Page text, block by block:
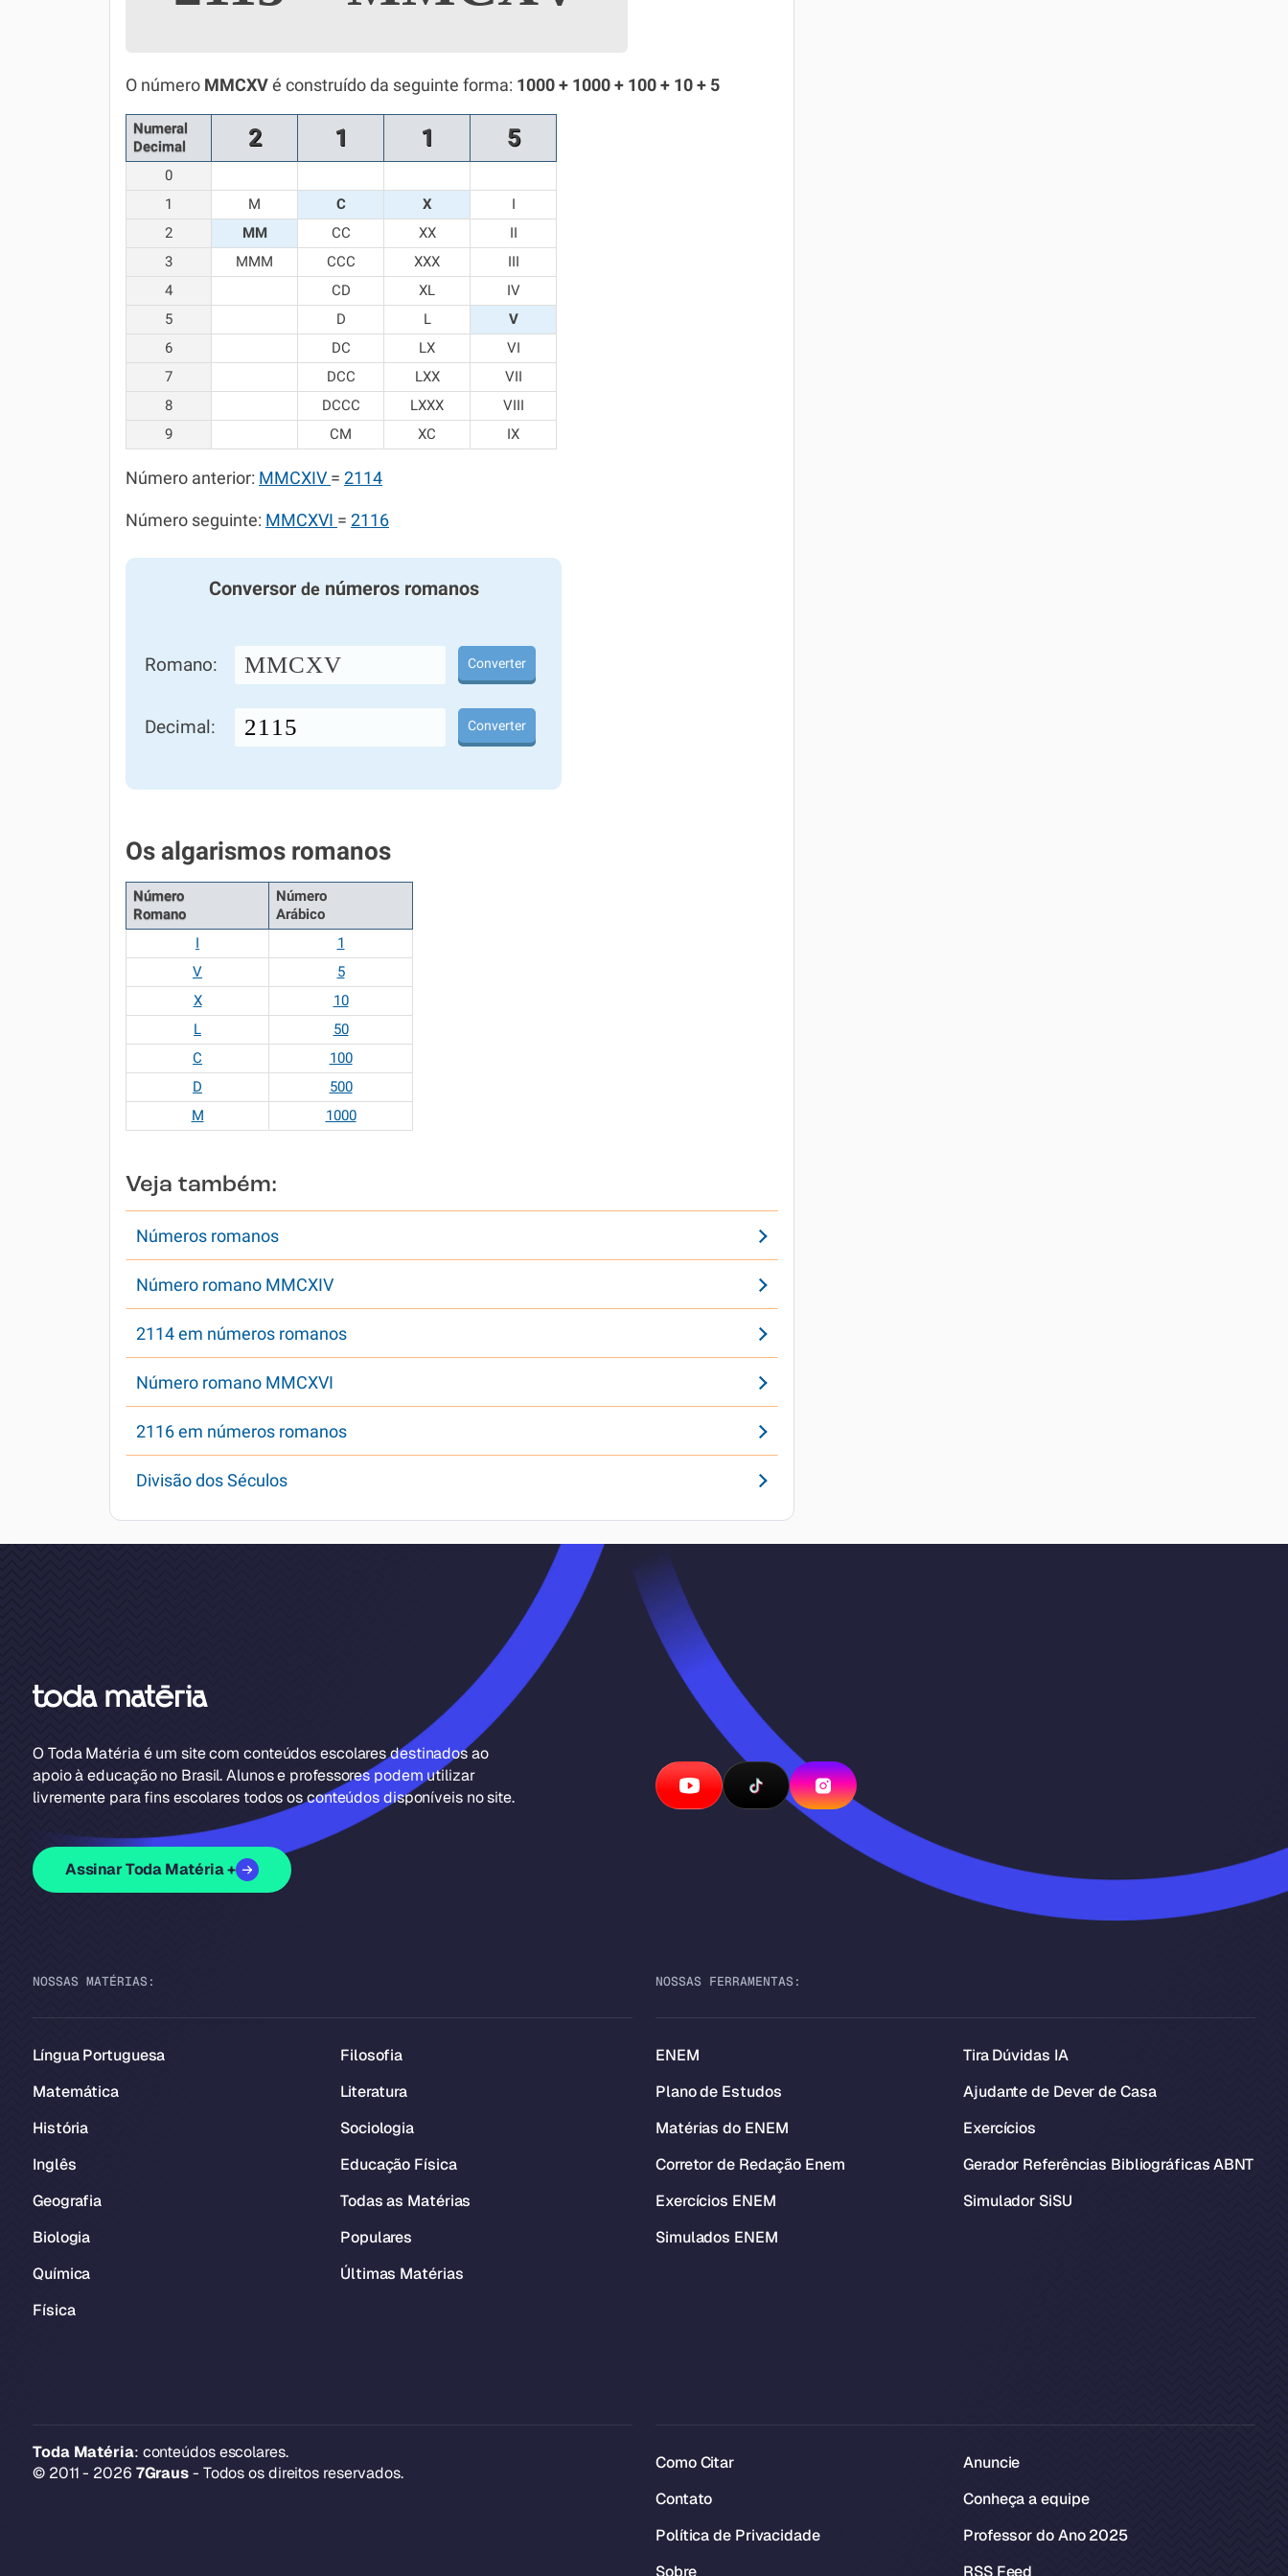
Química
Todos os Exercícios
O número MMCXV é construído da seguinte forma: 1000 + 1000 + 100 + 10 + 5
Numeral
Decimal
2 1 1 5
0
1
M C X
I
2
MM CC XX
II
3
MMM CCC XXX
III
4
CD XL
IV
5
D L
V
6
DC LX
VI
7
DCC LXX
VII
8
DCCC LXXX
VIII
9
CM XC IX
Número anterior: MMCXIV = 2114
Número seguinte: MMCXVI = 2116
Conversor denúmeros romanos
Romano: MMCXV Converter
Decimal: Converter
Os algarismos romanos
Número
Romano
Número
Arábico
I
1
V
5
X
10
L
50
C
100
D
500
M
1000
Veja também:
Números romanos
Número romano MMCXIV
2114 em números romanos
Número romano MMCXVI
2116 em números romanos
Divisão dos Séculos
O Toda Matéria é um site com conteúdos escolares destinados ao
apoio à educação no Brasil. Alunos e professores podem utilizar
livremente para fins escolares todos os conteúdos disponíveis no site.
Assinar Toda Matéria +
NOSSAS MATÉRIAS:
Língua Portuguesa
Matemática
História
Inglês
Geografia
Biologia
Química
Física
Filosofia
Literatura
Sociologia
Educação Física
Todas as Matérias
Populares
Últimas Matérias
NOSSAS FERRAMENTAS:
ENEM
Plano de Estudos
Matérias do ENEM
Corretor de Redação Enem
Exercícios ENEM
Simulados ENEM
Tira Dúvidas IA
Ajudante de Dever de Casa
Exercícios
Gerador Referências Bibliográficas ABNT
Simulador SiSU
Toda Matéria: conteúdos escolares.
© 2011 - 2026 7Graus- Todos os direitos reservados.
Como Citar
Contato
Política de Privacidade
Sobre
Anuncie
Conheça a equipe
Professor do Ano 2025
RSS Feed